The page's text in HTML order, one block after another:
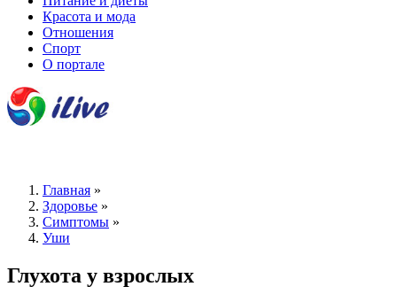
Красота и мода
Отношения
Спорт
О портале
Главная »
Здоровье »
Симптомы »
Уши
Глухота у взрослых